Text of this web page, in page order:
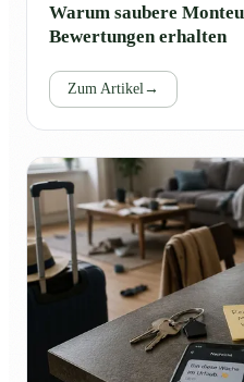
Warum saubere
Bewertungen erhalten
Zum Artikel →